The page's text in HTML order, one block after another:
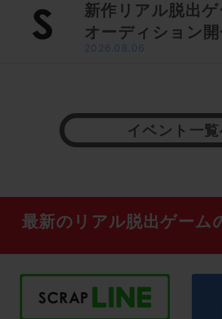
新作リアル脱出
オーディション
2026.08.06
イベント一
最新のリアル脱出ゲーム